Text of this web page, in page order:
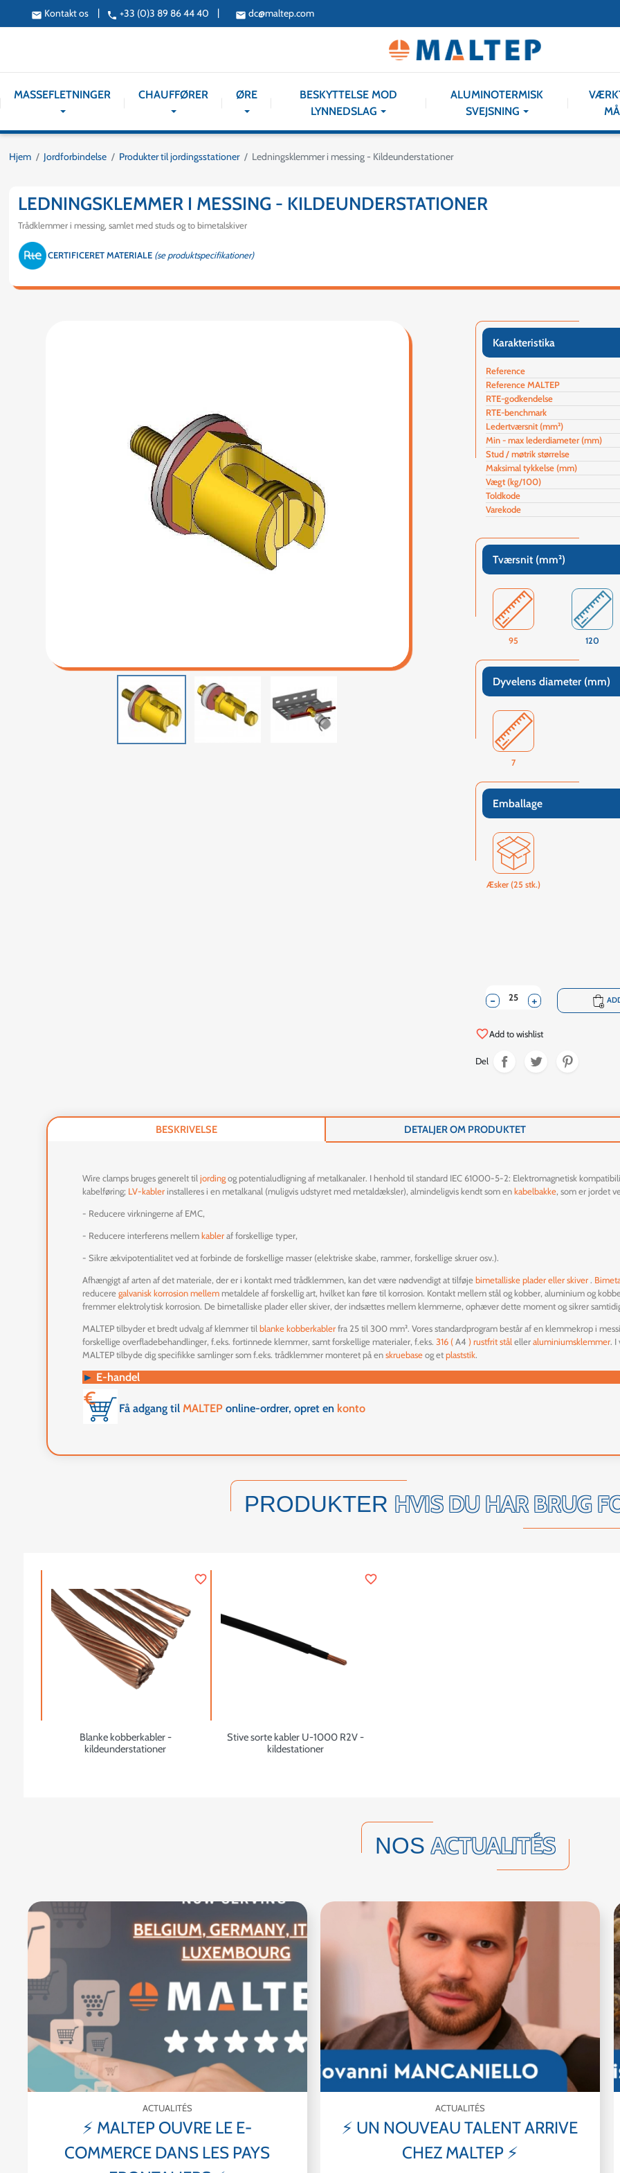
email Kontakt os | phone +33 (0)3 89 86 44 40 | email dc@maltep.com
MASSEFLETNINGER CHAUFFØRER ØRE
BESKYTTELSE MOD
LYNNEDSLAG
ALUMINOTERMISK
SVEJSNING
Hjem Jordforbindelse Produkter til jordingsstationer Ledningsklemmer i messing - Kildeunderstationer
LEDNINGSKLEMMER I MESSING - KILDEUNDERSTATIONER
Trådklemmer i messing, samlet med studs og to bimetalskiver
CERTIFICERET MATERIALE (se produktspecifikationer)
Karakteristika
Reference
Reference MALTEP
RTE-godkendelse
RTE-benchmark
Ledertværsnit (mm²)
Min - max lederdiameter (mm)
Stud / møtrik størrelse
Maksimal tykkelse (mm)
Vægt (kg/100)
Toldkode
Varekode
Tværsnit (mm²)
95 120
Dyvelens diameter (mm)
7
Emballage
Æsker (25 stk.)
+
- shopping_cart
favorite_borderAdd to wishlist
Del
BESKRIVELSE DETALJER OM PRODUKTET
Wire clamps bruges generelt tiljording og potentialudligning af metalkanaler. I henhold til standard IEC 61000-5-2: Elektromagnetisk
kabelføring; LV-kabler installeres i en metalkanal (muligvis udstyret med metaldæksler), almindeligvis kendt som enkabelbakke, som er jordet
- Reducere virkningerne af EMC,
- Reducere interferens mellemkabler af forskellige typer,
- Sikre ækvipotentialitet ved at forbinde de forskellige masser (elektriske skabe, rammer, forskellige skruer osv.).
Afhængigt af arten af det materiale, der er i kontakt med trådklemmen, kan det være nødvendigt at tilføjebimetalliskepladerellerskiver .
reduceregalvanisk korrosionmellemmetaldele af forskellig art, hvilket kan føre til korrosion. Kontakt mellem stål og kobber, aluminium og
fremmer elektrolytisk korrosion. De bimetalliske plader eller skiver, der indsættes mellem klemmerne, ophæver dette moment og sikrer
MALTEP tilbyder et bredt udvalg af klemmer tilblanke kobberkabler fra 25 til 300 mm². Vores standardprogram består af en klemmekrop i
forskellige overfladebehandlinger, f.eks. fortinnede klemmer, samt forskellige materialer, f.eks.316 (A4)rustfrit stål elleraluminiumsklemmer. I
MALTEP tilbyde dig specifikke samlinger som f.eks. trådklemmer monteret på en skruebase og etplaststik.
► E-handel
Få adgang til MALTEP online-ordrer, opret en konto
PRODUKTER HVIS DU HAR BRUG
Blanke kobberkabler -
kildeunderstationer
favorite_border
Stive sorte kabler U-1000 R2V -
kildestationer
favorite_border
NOSACTUALITÉS
ACTUALITÉS
⚡ MALTEP OUVRE LE E-
COMMERCE DANS LES PAYS
ACTUALITÉS
⚡ UN NOUVEAU TALENT ARRIVE
CHEZ MALTEP ⚡